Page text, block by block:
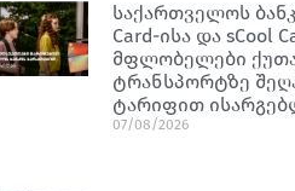
საქართველოს
Card-ისა და sCool
მფლობელები
ტრანსპორტზე
ტარიფით
07/08/2026